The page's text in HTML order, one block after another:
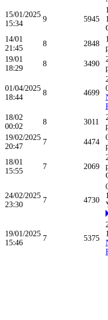
15/01/2025
15:34
9 5945
14/01
21:45
8 2848
19/01
18:29
8 3490
01/04/2025
18:44
8 4699
18/02
00:02
8 3011
19/02/2025
20:47
7 4474
18/01
15:55
7 2069
24/02/2025
23:30
7 4730
19/01/2025
15:46
7 5375